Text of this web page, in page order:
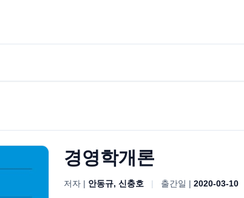
경영학개론
저자 | 안동규, 신충호 | 출간일 |2020-03-10